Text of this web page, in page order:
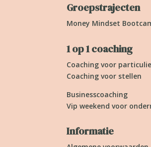
Groepstrajecten
Money Mindset
1 op 1 coaching
Coaching voor
Coaching voor stellen
Businesscoaching
Vip weekend voor
Informatie